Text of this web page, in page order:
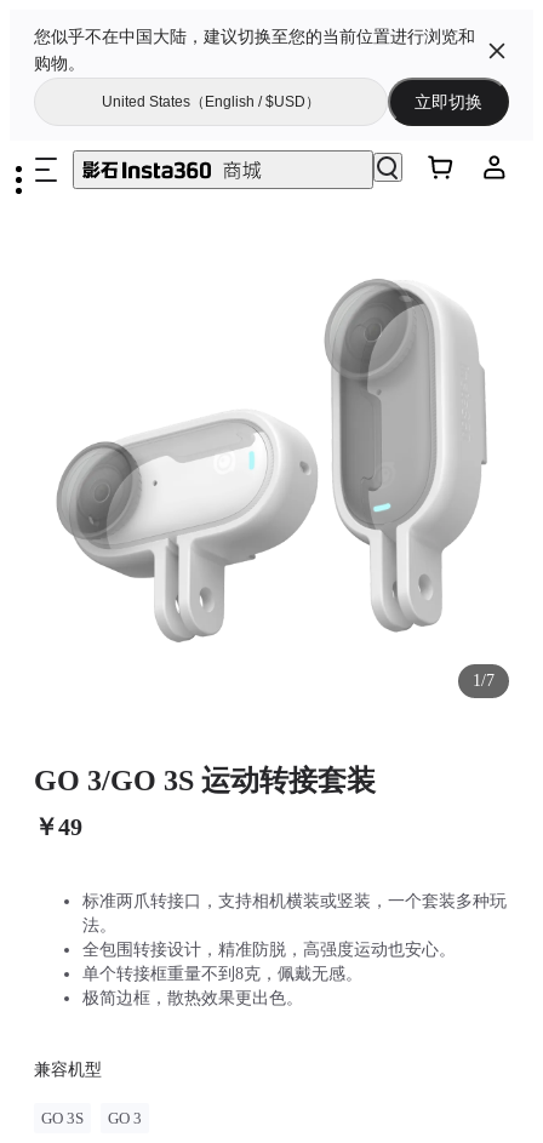
您似乎不在中国大陆，建议切换至您的当前位置进行浏览和
购物。
United States（English / $USD） 立即切换
1/7
GO 3/GO 3S 运动转接套装
￥49
标准两爪转接口，支持相机横装或竖装，一个套装多种玩
法。
全包围转接设计，精准防脱，高强度运动也安心。
单个转接框重量不到8克，佩戴无感。
极简边框，散热效果更出色。
兼容机型
GO 3S GO 3